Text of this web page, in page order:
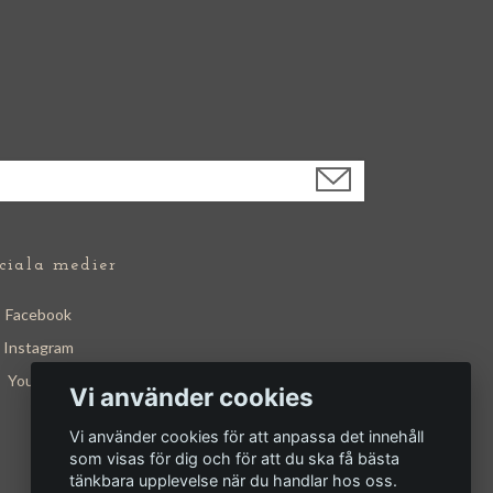
medier
Facebook
Instagram
YouTube
Vi använder cookies
Vi använder cookies för att anpassa det innehåll
som visas för dig och för att du ska få bästa
tänkbara upplevelse när du handlar hos oss.